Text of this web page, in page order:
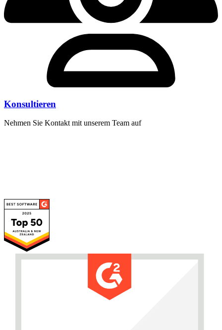
Konsultieren
Nehmen Sie Kontakt mit unserem Team auf